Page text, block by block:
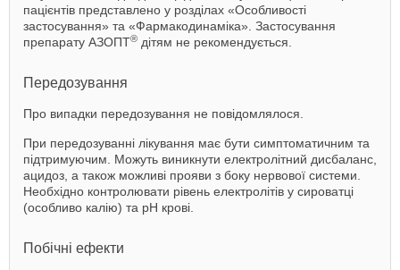
пацієнтів представлено у розділах «Особливості
застосування» та «Фармакодинаміка». Застосування
препарату АЗОПТ® дітям не рекомендується.
Передозування
Про випадки передозування не повідомлялося.
При передозуванні лікування має бути симптоматичним та
підтримуючим. Можуть виникнути електролітний дисбаланс,
ацидоз, а також можливі прояви з боку нервової системи.
Необхідно контролювати рівень електролітів у сироватці
(особливо калію) та рН крові.
Побічні ефекти